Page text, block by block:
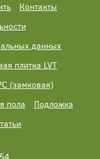
Контакты
данных
плитка LVT
(замковая)
пола
Подложка